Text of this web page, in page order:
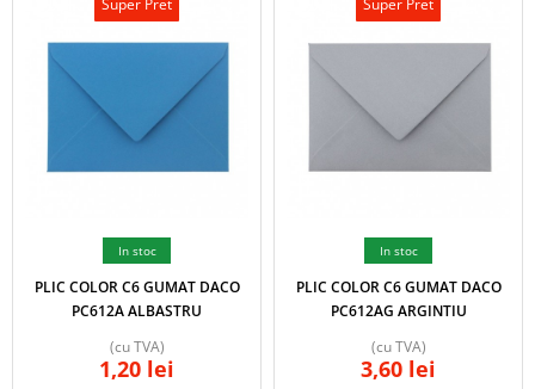
Super Pret
In stoc
PLIC COLOR C6 GUMAT DACO
PC612A ALBASTRU
1,20 lei
(cu TVA)
Super Pret
In stoc
PLIC COLOR C6 GUMAT DACO
PC612AG ARGINTIU
3,60 lei
(cu TVA)